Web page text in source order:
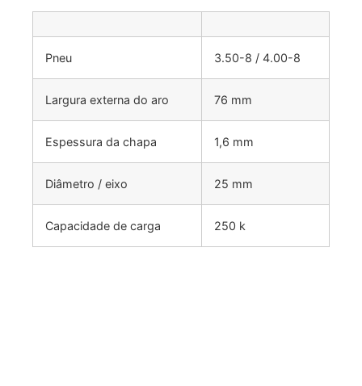
Pneu 3.50-8 / 4.00-8
Largura externa do aro 76 mm
Espessura da chapa 1,6 mm
Diâmetro / eixo 25 mm
Capacidade de carga 250 k